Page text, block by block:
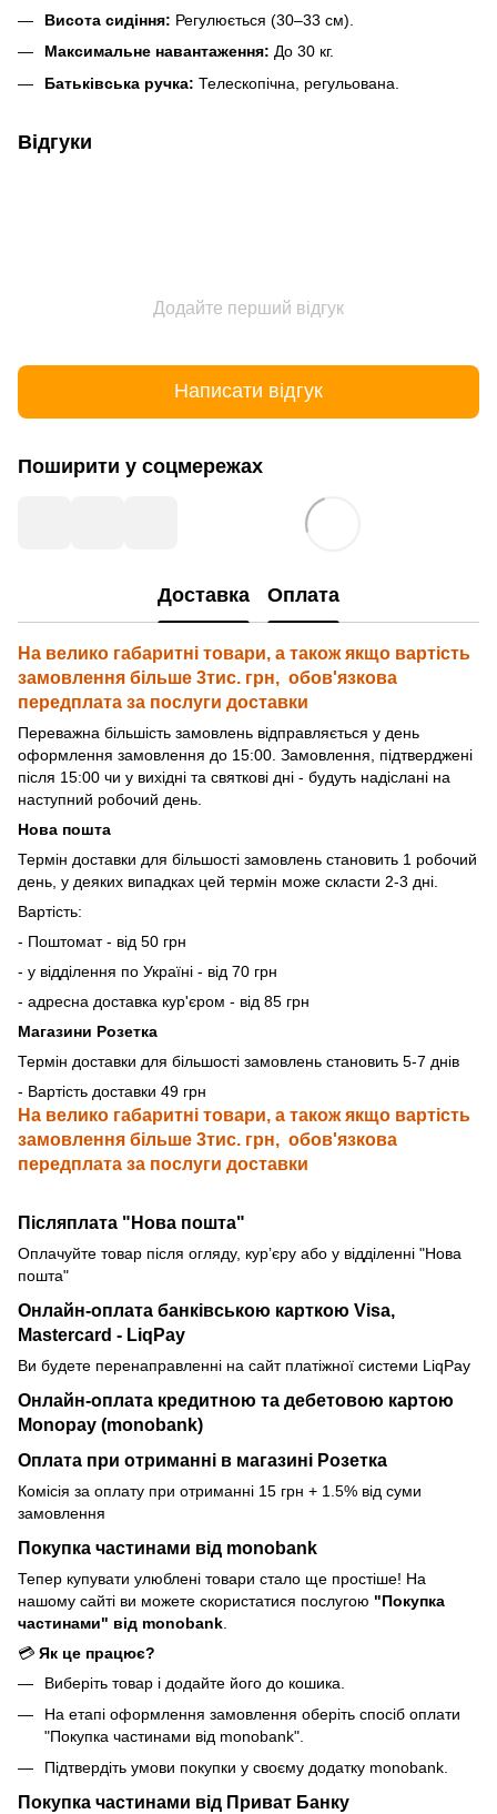
Висота сидіння: Регулюється (30–33 см).
Максимальне навантаження: До 30 кг.
Батьківська ручка: Телескопічна, регульована.
Відгуки
Додайте перший відгук
Написати відгук
Поширити у соцмережах
Доставка Оплата
На велико габаритні товари, а також якщо вартість
замовлення більше 3тис. грн, обов'язкова
передплата за послуги доставки
Переважна більшість замовлень відправляється у день
оформлення замовлення до 15:00. Замовлення, підтверджені
після 15:00 чи у вихідні та святкові дні - будуть надіслані на
наступний робочий день.
Нова пошта
Термін доставки для більшості замовлень становить 1 робочий
день, у деяких випадках цей термін може скласти 2-3 дні.
Вартість:
- Поштомат - від 50 грн
- у відділення по Україні - від 70 грн
- адресна доставка кур'єром - від 85 грн
Магазини Розетка
Термін доставки для більшості замовлень становить 5-7 днів
- Вартість доставки 49 грн
На велико габаритні товари, а також якщо вартість
замовлення більше 3тис. грн, обов'язкова
передплата за послуги доставки
Післяплата "Нова пошта"
Оплачуйте товар після огляду, курʼєру або у відділенні "Нова
пошта"
Онлайн-оплата банківською карткою Visa,
Mastercard - LiqPay
Ви будете перенаправленні на сайт платіжної системи LiqPay
Онлайн-оплата кредитною та дебетовою картою
Monopay (monobank)
Оплата при отриманні в магазині Розетка
Комісія за оплату при отриманні 15 грн + 1.5% від суми
замовлення
Покупка частинами від monobank
Тепер купувати улюблені товари стало ще простіше! На
нашому сайті ви можете скористатися послугою "Покупка
частинами" від monobank
💳 Як це працює?
Виберіть товар і додайте його до кошика.
На етапі оформлення замовлення оберіть спосіб оплати
"Покупка частинами від monobank".
Підтвердіть умови покупки у своєму додатку monobank.
Покупка частинами від Приват Банку